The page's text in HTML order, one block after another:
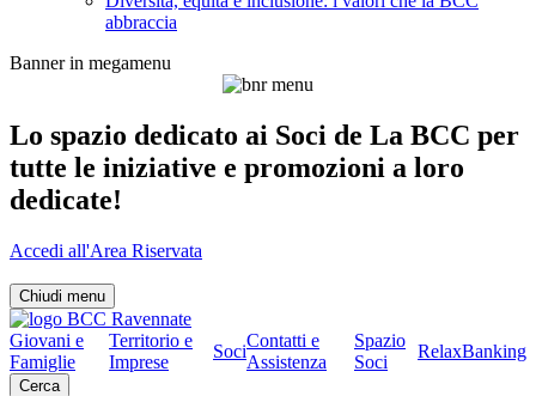
abbraccia
Banner in megamenu
Lo spazio dedicato ai Soci de La BCC per
tutte le iniziative e promozioni a loro
dedicate!
Accedi all'Area Riservata
Chiudi menu
Giovani e
Famiglie
Territorio e
Imprese
Soci
Contatti e
Assistenza
Spazio
Soci
RelaxBanking
Cerca